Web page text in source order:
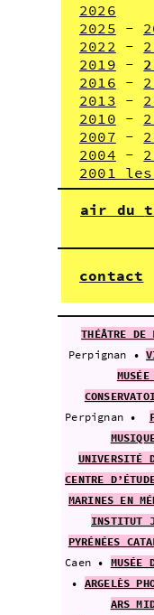
contact
2026
2025 -
2022 -
2019 -
2016 -
2013 -
2010 -
2007 -
2004 -
2001
air du
THÉÂTRE DE
Perpignan •
Perpignan •
UNIVERSITÉ
CENTRE
MARINES EN
INSTITUT
PYRÉNÉES
Caen • MUSÉE
• ARGELÈS
ARS